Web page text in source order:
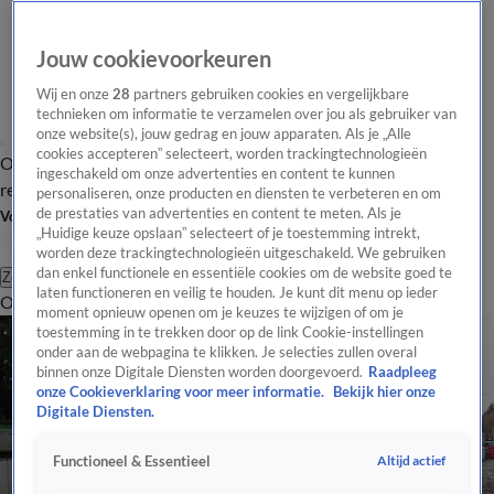
Overzicht Laatste nieuws Regionieuws Het beste van Hart
Tip de
redactie
Volg Hart van Nederland
Zoeken
OverzichtRegioUitzendingenWeerTip de redactiePanelVideo's
Jouw cookievoorkeuren
Wij en onze28 partners gebruiken cookies en vergelijkbare
technieken om informatie te verzamelen over jou als gebruiker van
onze website(s), jouw gedrag en jouw apparaten. Als je „Alle
cookies accepteren” selecteert, worden trackingtechnologieën
ingeschakeld om onze advertenties en content te kunnen
personaliseren, onze producten en diensten te verbeteren en om
de prestaties van advertenties en content te meten. Als je
„Huidige keuze opslaan” selecteert of je toestemming intrekt,
worden deze trackingtechnologieën uitgeschakeld. We gebruiken
dan enkel functionele en essentiële cookies om de website goed te
laten functioneren en veilig te houden. Je kunt dit menu op ieder
moment opnieuw openen om je keuzes te wijzigen of om je
toestemming in te trekken door op de link Cookie-instellingen
onder aan de webpagina te klikken. Je selecties zullen overal
binnen onze Digitale Diensten worden doorgevoerd. Raadpleeg
onze Cookieverklaring voor meer informatie.
Bekijk hier onze
Digitale Diensten.
Functioneel & Essentieel Altijd actief